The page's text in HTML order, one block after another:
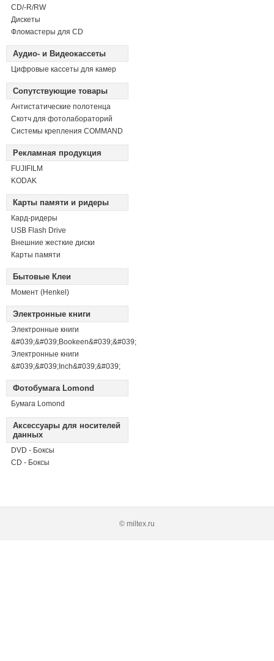
СD/-R/RW
Дискеты
Фломастеры для CD
Аудио- и Видеокассеты
Цифровые кассеты для камер
Сопутствующие товары
Антистатические полотенца
Скотч для фотолабораторий
Системы крепления COMMAND
Рекламная продукция
FUJIFILM
KODAK
Карты памяти и ридеры
Кард-ридеры
USB Flash Drive
Внешние жесткие диски
Карты памяти
Бытовые Клеи
Момент (Henkel)
Электронные книги
Электронные книги
&#039;&#039;Bookeen&#039;&#039;
Электронные книги
&#039;&#039;Inch&#039;&#039;
Фотобумага Lomond
Бумага Lomond
Аксессуары для носителей
данных
DVD - Боксы
CD - Боксы
© miltex.ru